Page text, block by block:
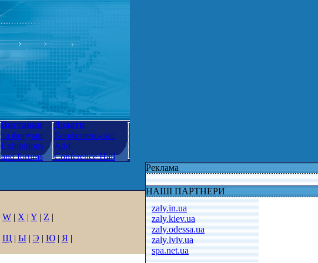
Виставки
та форуми
Exhibitions
and forums
Додати
Конференц-зал
Add
Conference Hall
W | X | Y | Z |
Щ| Ы| Э | Ю| Я |
Реклама
НАШІ ПАРТНЕРИ
zaly.in.ua
zaly.kiev.ua
zaly.odessa.ua
zaly.lviv.ua
spa.net.ua